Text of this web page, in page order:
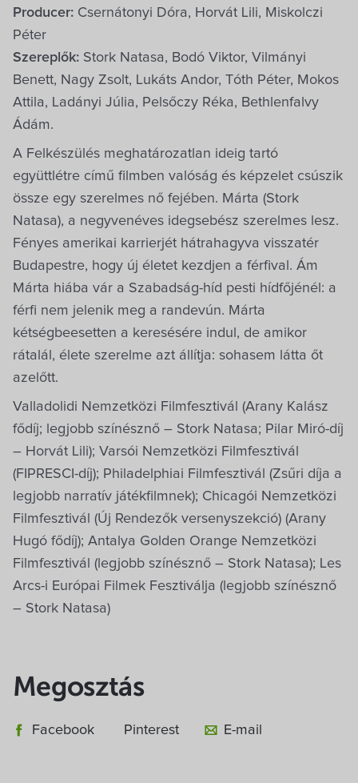
Producer: Csernátonyi Dóra, Horvát Lili, Miskolczi
Péter
Szereplők: Stork Natasa, Bodó Viktor, Vilmányi
Benett, Nagy Zsolt, Lukáts Andor, Tóth Péter, Mokos
Attila, Ladányi Júlia, Pelsőczy Réka, Bethlenfalvy
Ádám.
A Felkészülés meghatározatlan ideig tartó
együttlétre című filmben valóság és képzelet csúszik
össze egy szerelmes nő fejében. Márta (Stork
Natasa), a negyvenéves idegsebész szerelmes lesz.
Fényes amerikai karrierjét hátrahagyva visszatér
Budapestre, hogy új életet kezdjen a férfival. Ám
Márta hiába vár a Szabadság-híd pesti hídfőjénél: a
férfi nem jelenik meg a randevún. Márta
kétségbeesetten a keresésére indul, de amikor
rátalál, élete szerelme azt állítja: sohasem látta őt
azelőtt.
Valladolidi Nemzetközi Filmfesztivál (Arany Kalász
fődíj; legjobb színésznő – Stork Natasa; Pilar Miró-díj
– Horvát Lili); Varsói Nemzetközi Filmfesztivál
(FIPRESCI-díj); Philadelphiai Filmfesztivál (Zsűri díja a
legjobb narratív játékfilmnek); Chicagói Nemzetközi
Filmfesztivál (Új Rendezők versenyszekció) (Arany
Hugó fődíj); Antalya Golden Orange Nemzetközi
Filmfesztivál (legjobb színésznő – Stork Natasa); Les
Arcs-i Európai Filmek Fesztiválja (legjobb színésznő
– Stork Natasa)
Megosztás
Facebook Pinterest E-mail